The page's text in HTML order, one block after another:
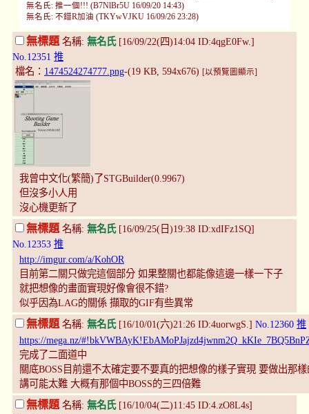
無名氏: 推一個!!! (B7NlBr5U 16/09/20 14:43)
無名氏: 不錯R加油 (TKYwVJKU 16/09/26 23:28)
無標題名稱: 無名氏[16/09/22(四)14:04 ID:4qgE0Fw.]
No.12351 推
檔名： 1474524274777.png-(19 KB, 594x676) [以預覽圖顯示]
我曾中文化(繁簡)了STGBuilder(0.9967)
但沒多小人用
沒心機更新了
無標題 名稱: 無名氏[16/09/25(日)19:38 ID:xdIFz1SQ]
No.12353 推
http://imgur.com/a/KohOR
目前第二關只做完這個部分 如果整關也都能像這邊一樣一下子
就把想像的畫面實現好像會很不錯?
似乎因為LAG的關係 擷取的GIF有些異常
無標題 名稱: 無名氏[16/10/01(六)21:26 ID:4uorwgS.] No.12360 推
https://mega.nz/
完成了二面道中
關底BOSS目前還不太確定要不要真的把想像的樣子實現 要做出那樣
講可能太難 大概有那個中BOSS的三四倍難
無標題名稱: 無名氏[16/10/04(二)11:45 ID:4.zO8L4s]